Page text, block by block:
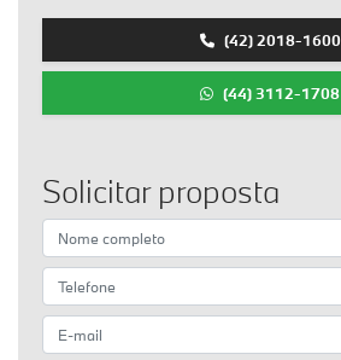
(42) 2018-1600
(44) 3112-1708
Solicitar proposta